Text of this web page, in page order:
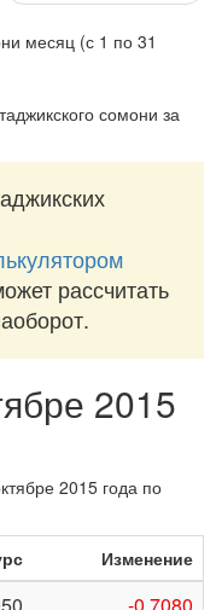
сомони за
рассчитать
2015
2015 года по
Изменение